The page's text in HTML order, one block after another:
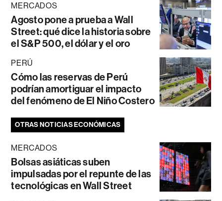
MERCADOS
Agosto pone a prueba a Wall
Street: qué dice la historia sobre
el S&P 500, el dólar y el oro
PERÚ
Cómo las reservas de Perú
podrían amortiguar el impacto
del fenómeno de El Niño Costero
OTRAS NOTICIAS ECONÓMICAS
MERCADOS
Bolsas asiáticas suben
impulsadas por el repunte de las
tecnológicas en Wall Street